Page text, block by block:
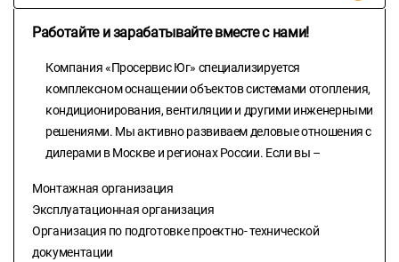
Работайте и зарабатывайте вместе с нами!
Компания «Просервис Юг» специализируется
комплексном оснащении объектов системами отопления,
кондиционирования, вентиляции и другими инженерными
решениями. Мы активно развиваем деловые отношения с
дилерами в Москве и регионах России. Если вы –
Монтажная организация
Эксплуатационная организация
Организация по подготовке проектно- технической
документации